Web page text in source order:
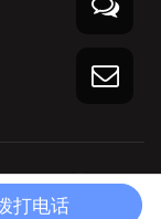
技术支持: 转单云
打电话